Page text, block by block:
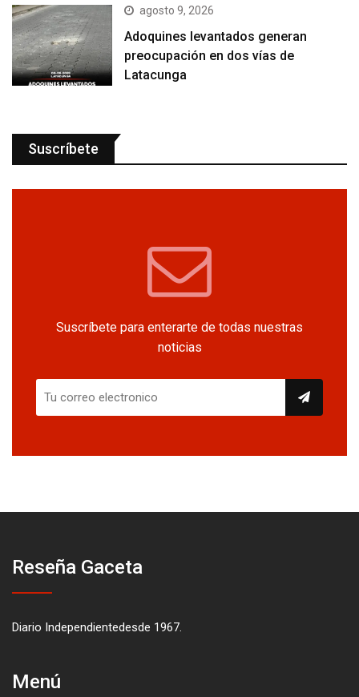
agosto 9, 2026
Adoquines levantados generan
preocupación en dos vías de
Latacunga
Suscríbete
Suscríbete para enterarte de todas nuestras
noticias
Reseña Gaceta
Diario Independientedesde 1967.
Menú